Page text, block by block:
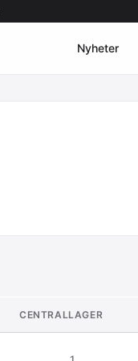
Nyheter
CENTRALLAGER